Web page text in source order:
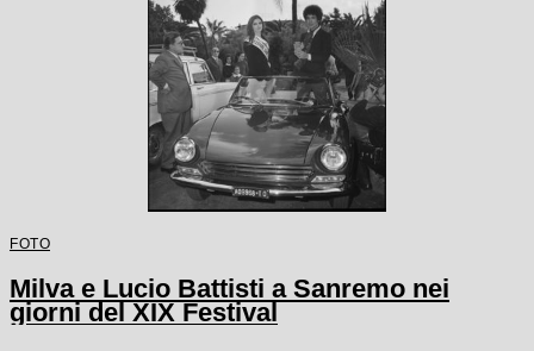
FOTO
Milva e Lucio Battisti a Sanremo nei
giorni del XIX Festival